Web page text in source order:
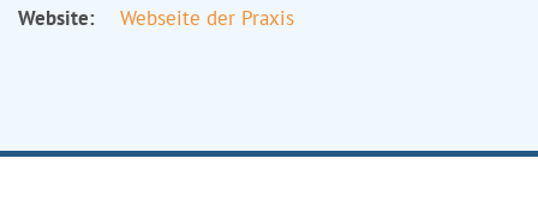
Website:
Webseite der Praxis